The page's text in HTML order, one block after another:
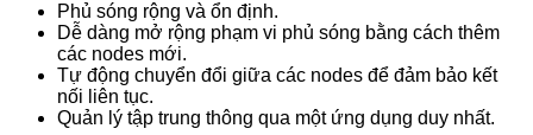
Phủ sóng rộng và ổn định.
Dễ dàng mở rộng phạm vi phủ sóng bằng cách thêm
các nodes mới.
Tự động chuyển đổi giữa các nodes để đảm bảo kết
nối liên tục.
Quản lý tập trung thông qua một ứng dụng duy nhất.